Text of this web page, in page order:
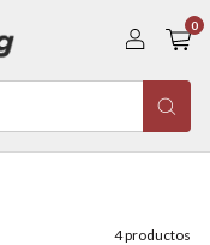
0
4 productos